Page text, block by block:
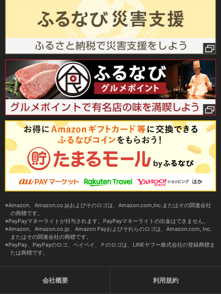
Amazon、Amazon.co.jpおよびそのロゴは、Amazon.com,Inc.またはその関連会社
の商標です。
PayPayマネーライトが付与されます。PayPayマネーライトの出金はできません。
Amazon、Amazon.co.jp、Amazon Payおよびそれらのロゴは、Amazon.com, Inc.
またはその関連会社の商標です。
PayPay、PayPayのロゴ、ペイペイ、Ｐのロゴは、LINEヤフー株式会社の登録商標ま
たは商標です。
会社概要 利用規約